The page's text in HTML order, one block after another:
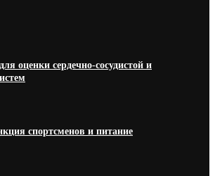
оценки сердечно-сосудистой и
спортсменов и питание